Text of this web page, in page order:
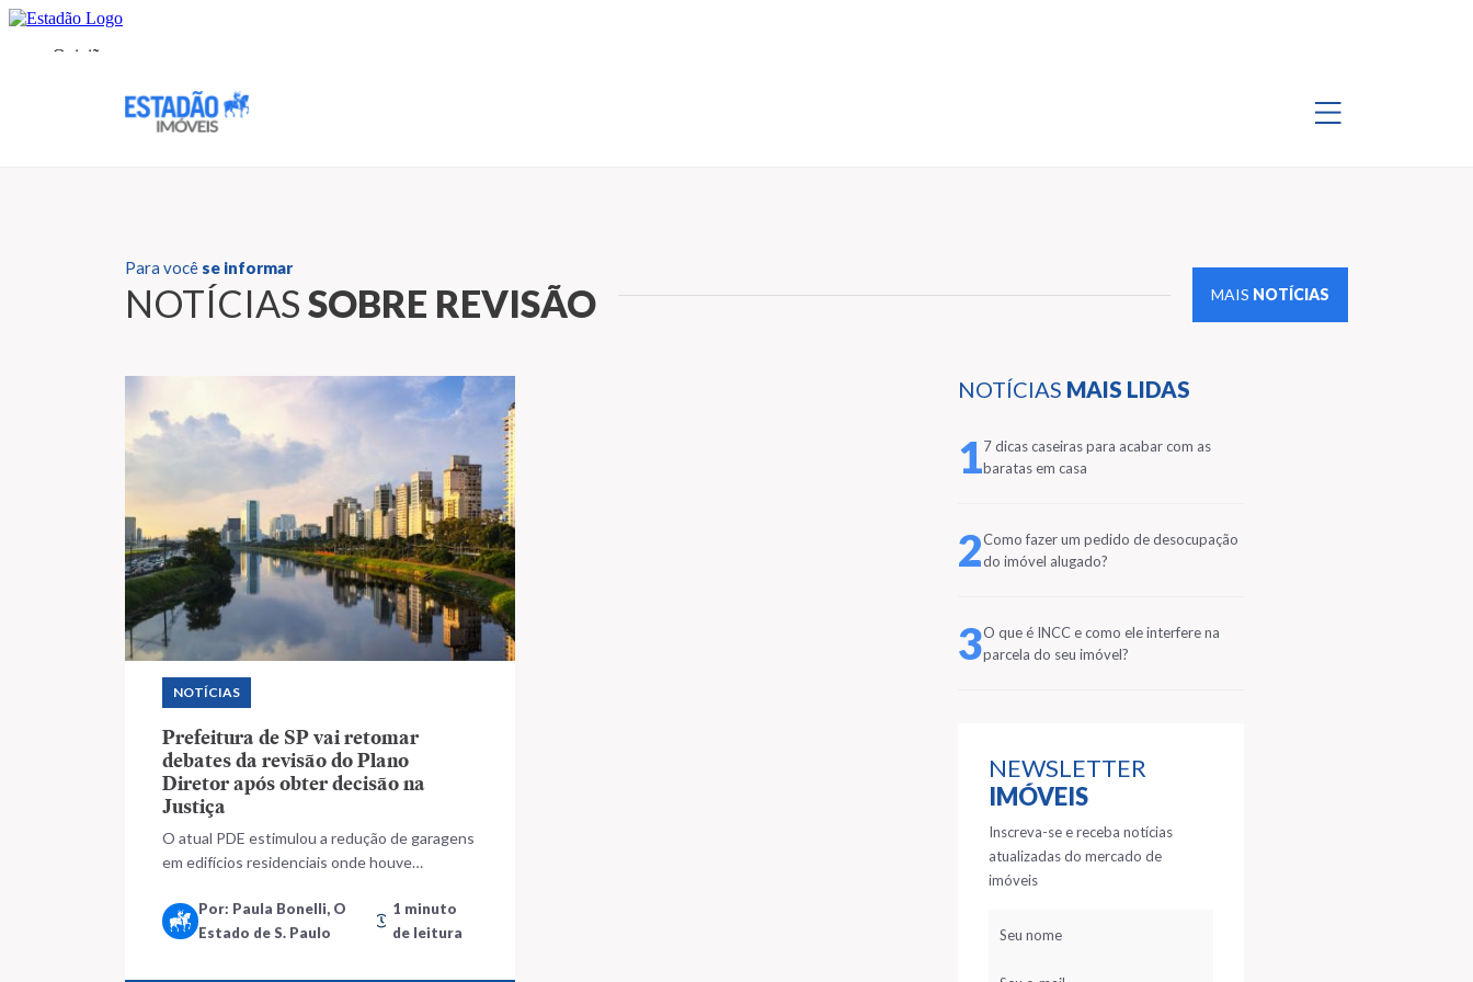
Para você se informar
NOTÍCIASSOBRE REVISÃO MAIS NOTÍCIAS
NOTÍCIAS MAIS LIDAS
17 dicas caseiras para acabar com as
baratas em casa
2Como fazer um pedido de desocupação
do imóvel alugado?
3O que é INCC e como ele interfere na
parcela do seu imóvel?
NEWSLETTER
IMÓVEIS
Inscreva-se e receba notícias
atualizadas do mercado de
imóveis
NOTÍCIAS
Prefeitura de SP vai retomar
debates da revisão do Plano
Diretor após obter decisão na
Justiça
O atual PDE estimulou a redução de garagens
em edifícios residenciais onde houve
estações de Metrô, como na região da Vila
Madalena
Por: Paula Bonelli, O
Estado de S. Paulo
1 minuto
de leitura